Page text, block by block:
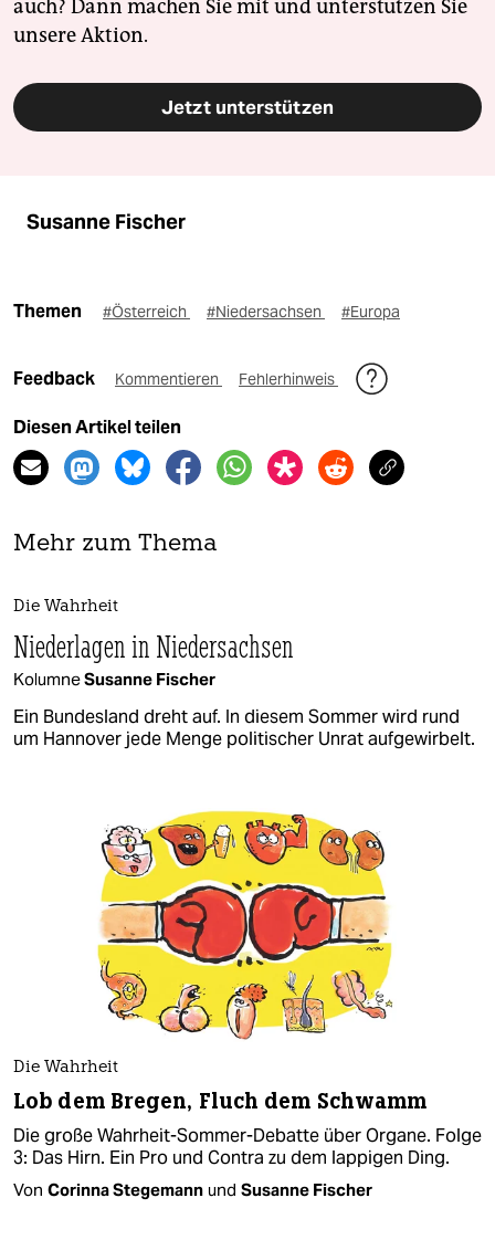
auch? Dann machen Sie mit und unterstützen Sie
unsere Aktion.
Jetzt unterstützen
Susanne Fischer
Themen #Österreich #Niedersachsen #Europa
Feedback Kommentieren Fehlerhinweis
Diesen Artikel teilen
Mehr zum Thema
Die Wahrheit
Niederlagen in Niedersachsen
KolumneSusanne Fischer
Ein Bundesland dreht auf. In diesem Sommer wird rund
um Hannover jede Menge politischer Unrat aufgewirbelt.
Die Wahrheit
Lob dem Bregen, Fluch dem Schwamm
Die große Wahrheit-Sommer-Debatte über Organe. Folge
3: Das Hirn. Ein Pro und Contra zu dem lappigen Ding.
Von Corinna Stegemann und Susanne Fischer